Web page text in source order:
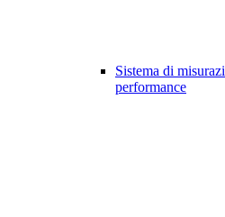
Sistema di
performance